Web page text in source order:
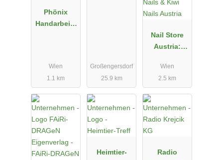
Phönix
Handarbeits
Wien
1.1 km
Großengersdorf
25.9 km
Nail Store
Austria:
& Kiwi Nails
Austria
Wien
2.5 km
Heimtier-
Radio